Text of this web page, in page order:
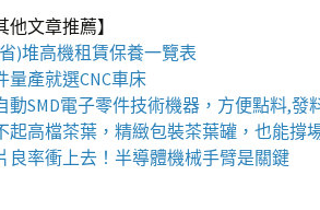
他文章推薦】
)堆高機租賃保養一覽表
量產就選CNC車床
動SMD電子零件技術機器 ，方便點料,發
起高檔茶葉，精緻包裝茶葉罐 ，也能撐
良率衝上去！ 半導體機械手臂是關鍵